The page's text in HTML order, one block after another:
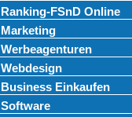
Ranking-FSnD Online
Marketing
Werbeagenturen
Webdesign
Business Einkaufen
Software